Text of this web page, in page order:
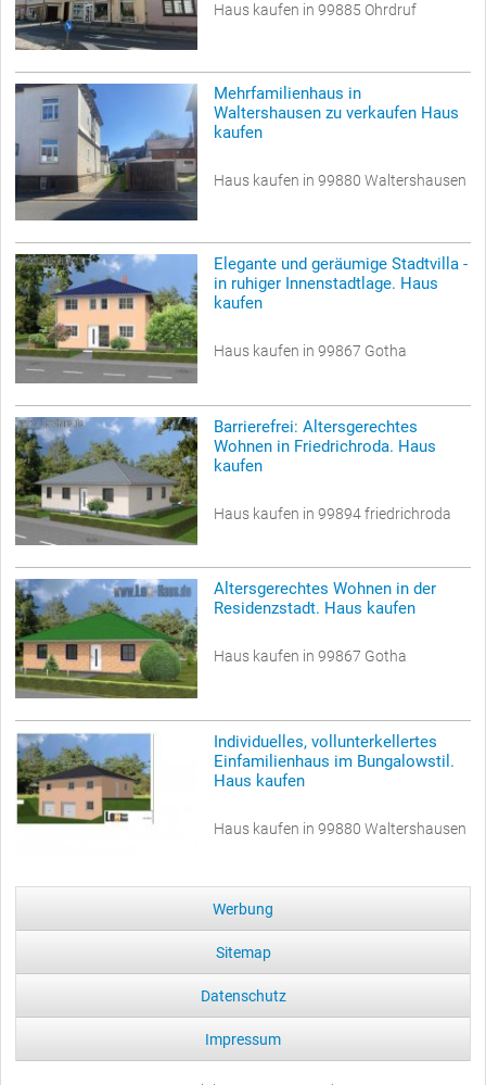
Haus kaufen in 99885 Ohrdruf
Mehrfamilienhaus in
Waltershausen zu verkaufen Haus
kaufen
Haus kaufen in 99880 Waltershausen
Elegante und geräumige Stadtvilla -
in ruhiger Innenstadtlage. Haus
kaufen
Haus kaufen in 99867 Gotha
Barrierefrei: Altersgerechtes
Wohnen in Friedrichroda. Haus
kaufen
Haus kaufen in 99894 friedrichroda
Altersgerechtes Wohnen in der
Residenzstadt. Haus kaufen
Haus kaufen in 99867 Gotha
Individuelles, vollunterkellertes
Einfamilienhaus im Bungalowstil.
Haus kaufen
Haus kaufen in 99880 Waltershausen
Werbung
Sitemap
Datenschutz
Impressum